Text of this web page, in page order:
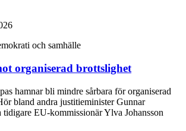
och samhälle
organiserad brottslighet
hamnar bli mindre sårbara för organiserad
bland andra justitieminister Gunnar
tidigare EU-kommissionär Ylva Johansson